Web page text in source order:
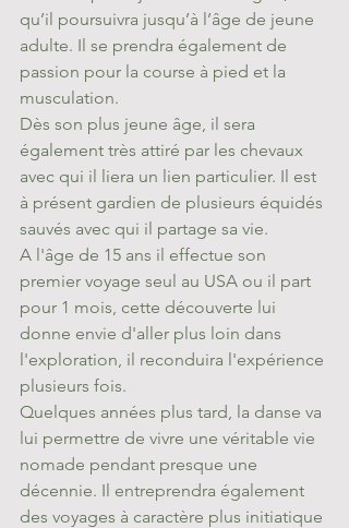
qu’il poursuivra jusqu’à l’âge de jeune
adulte. Il se prendra également de
passion pour la course à pied et la
musculation.
Dès son plus jeune âge, il sera
également très attiré par les chevaux
avec qui il liera un lien particulier. Il est
à présent gardien de plusieurs équidés
sauvés avec qui il partage sa vie.​
A l'âge de 15 ans il effectue son
premier voyage seul au USA ou il part
pour 1 mois, cette découverte lui
donne envie d'aller plus loin dans
l'exploration, il reconduira l'expérience
plusieurs fois.
Quelques années plus tard, la danse va
lui permettre de vivre une véritable vie
nomade pendant presque une
décennie. Il entreprendra également
des voyages à caractère plus initiatique